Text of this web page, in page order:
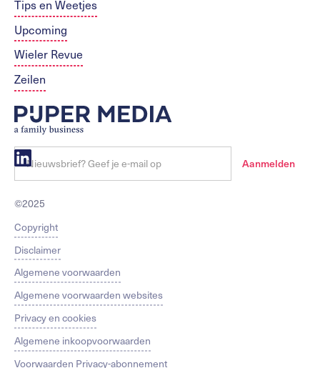
Tips en Weetjes
Upcoming
Wieler Revue
Zeilen
©2025
Copyright
Disclaimer
Algemene voorwaarden
Algemene voorwaarden websites
Privacy en cookies
Algemene inkoopvoorwaarden
Voorwaarden Privacy-abonnement